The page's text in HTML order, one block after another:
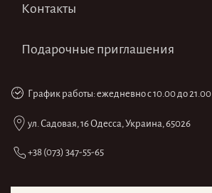
Контакты
Подарочные приглашения
График работы:ежедневнос 10.00 до 21.00
ул. Садовая, 16Одесса, Украина, 65026
+38 (073) 347-55-65